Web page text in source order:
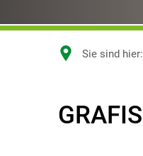
Sie sind hier:
Karten